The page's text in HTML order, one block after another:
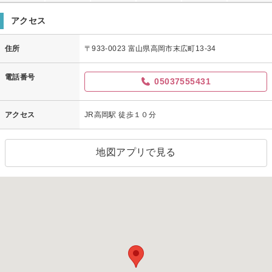
アクセス
住所 〒933-0023 富山県高岡市末広町13-34
電話番号 05037555431
アクセス JR高岡駅 徒歩１０分
地図アプリで見る